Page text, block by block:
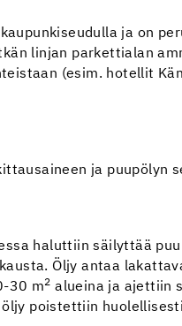
ja on
linjan parkettialan
(esim. hotellit
ja puupölyn
haluttiin säilyttää
Öljy antaa
30 m2 alueina ja ajettiin
poistettiin